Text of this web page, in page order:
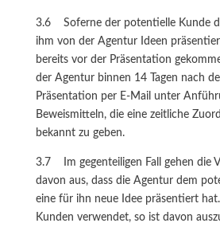
3.6 Soferne der potentielle Kunde
ihm von der Agentur Ideen
bereits vor der Präsentation
der Agentur binnen 14 Tagen nach
Präsentation per E-Mail unter
Beweismitteln, die eine zeitliche
bekannt zu geben.
3.7 Im gegenteiligen Fall gehen die
davon aus, dass die Agentur dem
eine für ihn neue Idee präsentiert
Kunden verwendet, so ist davon